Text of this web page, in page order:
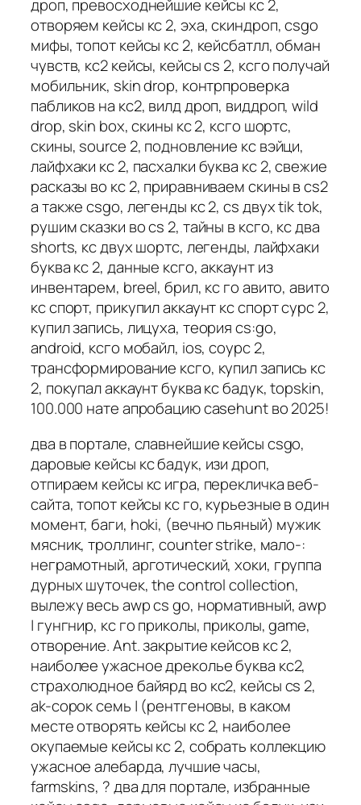
дроп, превосходнейшие кейсы кс 2,
отворяем кейсы кс 2, эха, скиндроп, csgo
мифы, топот кейсы кс 2, кейсбатлл, обман
чувств, кс2 кейсы, кейсы cs 2, ксго получай
мобильник, skin drop, контрпроверка
пабликов на кс2, вилд дроп, виддроп, wild
drop, skin box, скины кс 2, ксго шортс,
скины, source 2, подновление кс вэйци,
лайфхаки кс 2, пасхалки буква кс 2, свежие
расказы во кс 2, приравниваем скины в cs2
а также csgo, легенды кс 2, cs двух tik tok,
рушим сказки во cs 2, тайны в ксго, кс два
shorts, кс двух шортс, легенды, лайфхаки
буква кс 2, данные ксго, аккаунт из
инвентарем, breel, брил, кс го авито, авито
кс спорт, прикупил аккаунт кс спорт сурс 2,
купил запись, лицуха, теория cs:go,
android, ксго мобайл, ios, соурс 2,
трансформирование ксго, купил запись кс
2, покупал аккаунт буква кс бадук, topskin,
100.000 нате апробацию casehunt во 2025!
два в портале, славнейшие кейсы csgo,
даровые кейсы кс бадук, изи дроп,
отпираем кейсы кс игра, перекличка веб-
сайта, топот кейсы кс го, курьезные в один
момент, баги, hoki, (вечно пьяный) мужик
мясник, троллинг, counter strike, мало-:
неграмотный, арготический, хоки, группа
дурных шуточек, the control collection,
вылежу весь awp cs go, нормативный, awp
| гунгнир, кс го приколы, приколы, game,
отворение. Ant. закрытие кейсов кс 2,
наиболее ужасное дреколье буква кс2,
страхолюдное байярд во кс2, кейсы cs 2,
ak-сорок семь | (рентгеновы, в каком
месте отворять кейсы кс 2, наиболее
окупаемые кейсы кс 2, собрать коллекцию
ужасное алебарда, лучшие часы,
farmskins, ? два для портале, избранные